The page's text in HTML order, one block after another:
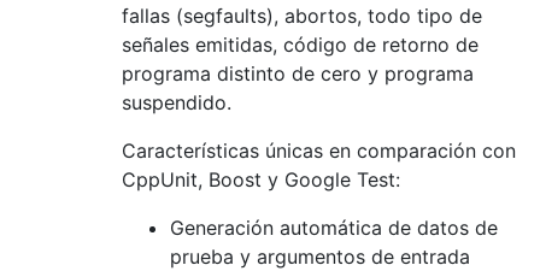
fallas (segfaults), abortos, todo tipo de
señales emitidas, código de retorno de
programa distinto de cero y programa
suspendido.
Características únicas en comparación con
CppUnit, Boost y Google Test:
Generación automática de datos de
prueba y argumentos de entrada